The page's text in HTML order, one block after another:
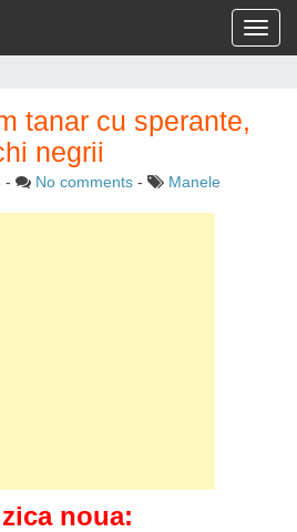
tanar cu sperante,
negrii
- No comments - Manele
noua: